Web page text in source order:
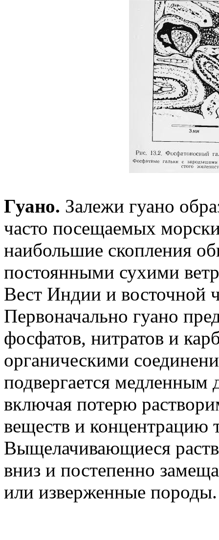
Гуано. Залежи гуано
часто посещаемых
наибольшие скопления
постоянными сухими
Вест Индии и восточной
Первоначально гуано
фосфатов, нитратов и
органическими
подвергается медленным
включая потерю
веществ и концентрацию
Выщелачивающиеся
вниз и постепенно
или изверженные породы.